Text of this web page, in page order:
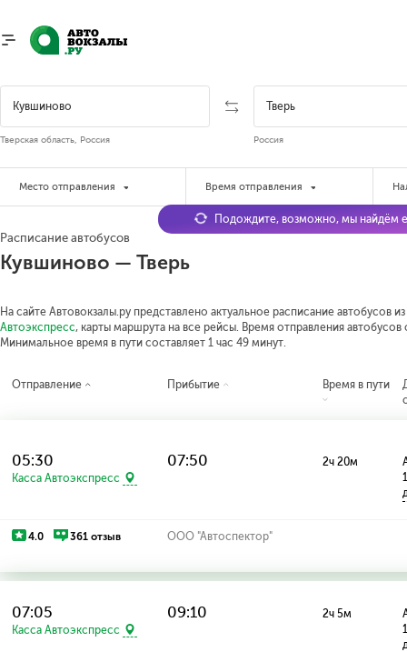
Тверская область, Россия Россия
Место отправления Время отправления
Расписание автобусов
Кувшиново — Тверь
На сайте Автовокзалы.ру представлено актуальное расписание автобусов
Автоэкспресс, карты маршрута на все рейсы. Время отправления автобусов
Минимальное время в пути составляет 1 час 49 минут.
Подождите, возможно, мы найдём
Отправление Прибытие Время в пути
05:30
Касса Автоэкспресс
07:50 2ч 20м
4.0 361 отзыв ООО "Автоспектор"
07:05
Касса Автоэкспресс
09:10 2ч 5м